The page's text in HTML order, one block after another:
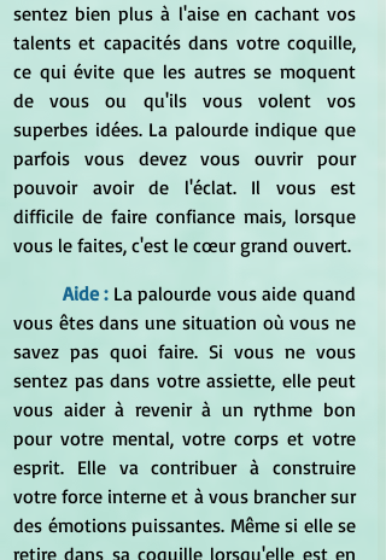
sentez bien plus à l'aise en cachant vos
talents et capacités dans votre coquille,
ce qui évite que les autres se moquent
de vous ou qu'ils vous volent vos
superbes idées. La palourde indique que
parfois vous devez vous ouvrir pour
pouvoir avoir de l'éclat. Il vous est
difficile de faire confiance mais, lorsque
vous le faites, c'est le cœur grand ouvert.
Aide : La palourde vous aide quand
vous êtes dans une situation où vous ne
savez pas quoi faire. Si vous ne vous
sentez pas dans votre assiette, elle peut
vous aider à revenir à un rythme bon
pour votre mental, votre corps et votre
esprit. Elle va contribuer à construire
votre force interne et à vous brancher sur
des émotions puissantes. Même si elle se
retire dans sa coquille lorsqu'elle est en